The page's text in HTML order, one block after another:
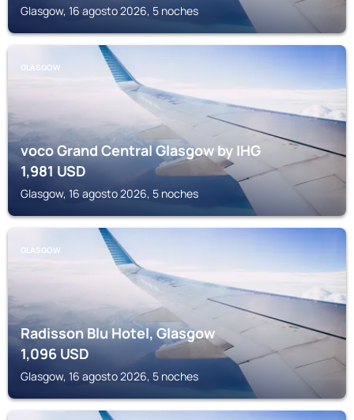
Glasgow, 16 agosto 2026, 5 noches
GLASGOW
voco Grand Central Glasgow by IHG
1,981USD
Glasgow, 16 agosto 2026, 5 noches
GLASGOW
Radisson Blu Hotel, Glasgow
1,096USD
Glasgow, 16 agosto 2026, 5 noches